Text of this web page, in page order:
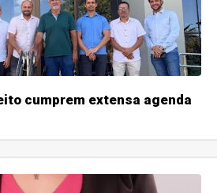
cumprem extensa agenda